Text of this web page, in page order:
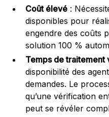
Coût élevé :
disponibles pour
engendre des coûts
solution 100 %
Temps de traitement
disponibilité des
demandes. Le
qu’une vérification
peut se révéler